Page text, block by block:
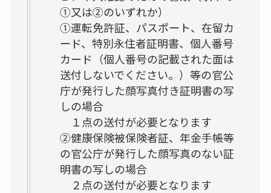
①又は②のいずれか）
①運転免許証、パスポート、在留カ
ード、特別永住者証明書、個人番号
カード（個人番号の記載された面は
送付しないでください。）等の官公
庁が発行した顔写真付き証明書の写
しの場合
１点の送付が必要となります
②健康保険被保険者証、年金手帳等
の官公庁が発行した顔写真のない証
明書の写しの場合
２点の送付が必要となります